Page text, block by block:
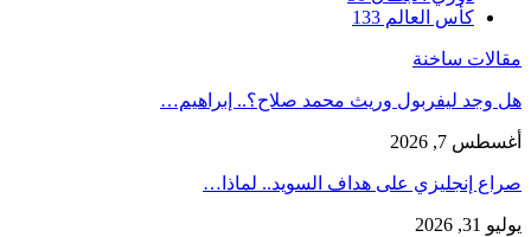
كأس العالم 133
مقالات ساخنة
هل وجد ليفربول وريث محمد صلاح؟.. إبراهيم…
أغسطس 7, 2026
صراع إنجليزي على هداف السويد.. لماذا…
يوليو 31, 2026